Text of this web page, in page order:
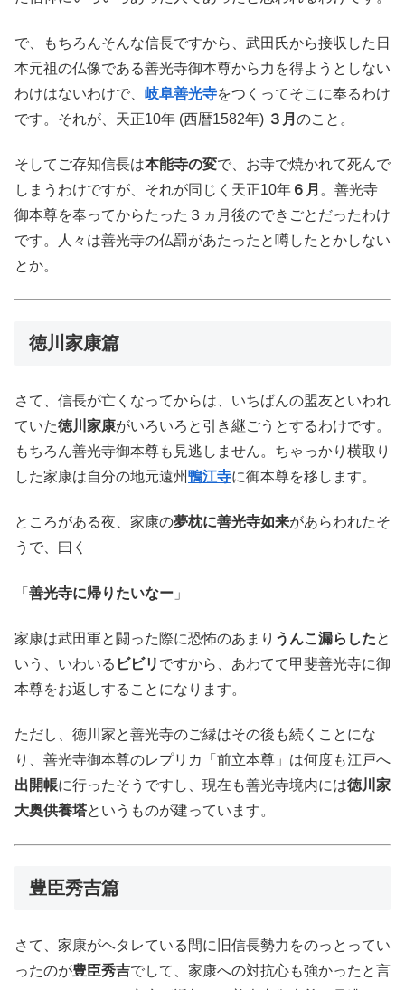
で、もちろんそんな信長ですから、武田氏から接収した日
本元祖の仏像である善光寺御本尊から力を得ようとしない
わけはないわけで、 岐阜善光寺をつくってそこに奉るわけ
です。それが、天正10年 (西暦1582年) ３月 のこと。
そしてご存知信長は本能寺の変で、お寺で焼かれて死んで
しまうわけですが、それが同じく天正10年 ６月 。善光寺
御本尊を奉ってからたった３ヵ月後のできごとだったわけ
です。人々は善光寺の仏罰があたったと噂したとかしない
とか。
徳川家康篇
さて、信長が亡くなってからは、いちばんの盟友といわれ
ていた徳川家康がいろいろと引き継ごうとするわけです。
もちろん善光寺御本尊も見逃しません。ちゃっかり横取り
した家康は自分の地元遠州鴨江寺に御本尊を移します。
ところがある夜、家康の夢枕に善光寺如来があらわれたそ
うで、曰く
「 善光寺に帰りたいなー 」
家康は武田軍と闘った際に恐怖のあまり うんこ漏らしたと
いう、いわいる ビビリ ですから、あわてて甲斐善光寺に御
本尊をお返しすることになります。
ただし、徳川家と善光寺のご縁はその後も続くことにな
り、善光寺御本尊のレプリカ「前立本尊」は何度も江戸へ
出開帳に行ったそうですし、現在も善光寺境内には徳川家
大奥供養塔というものが建っています。
豊臣秀吉篇
さて、家康がヘタレている間に旧信長勢力をのっとってい
ったのが豊臣秀吉でして、家康への対抗心も強かったと言